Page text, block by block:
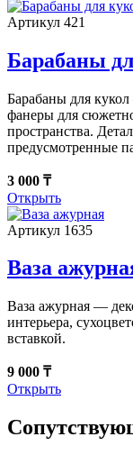
Артикул 421
Барабаны
Барабаны для
фанеры для
пространства.
предусмотренные
3 000 ₸
Открыть
Артикул 1635
Ваза
Ваза ажурная —
интерьера,
вставкой.
9 000 ₸
Открыть